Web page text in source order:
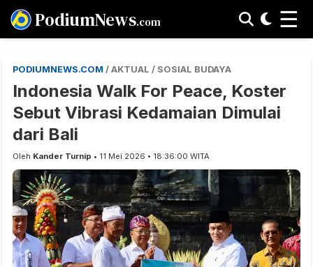
PodiumNews.com ☰
PODIUMNEWS.COM / AKTUAL / SOSIAL BUDAYA
Indonesia Walk For Peace, Koster
Sebut Vibrasi Kedamaian Dimulai
dari Bali
Oleh Kander Turnip • 11 Mei 2026 • 18:36:00 WITA